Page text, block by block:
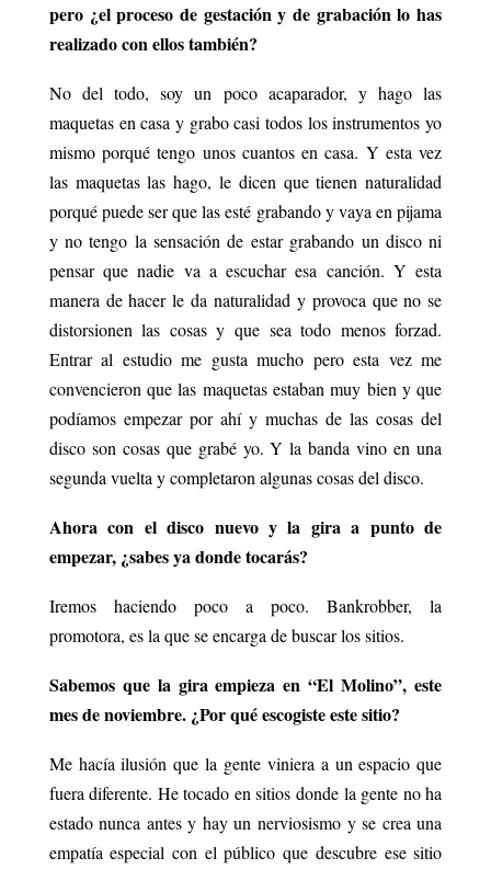
pero ¿el proceso de gestacióny de grabación lo has
realizado con ellos también?
No del todo, soy un poco acaparador, y hago las
maquetas en casa y grabo casi todos los instrumentos yo
mismo porqué tengo unos cuantos en casa. Y esta vez
las maquetas las hago, le dicen que tienen naturalidad
porqué puede ser que las esté grabando y vaya en pijama
y no tengo la sensación de estar grabando un disco ni
pensar que nadie va a escuchar esa canción. Y esta
manera de hacer le da naturalidad y provoca que no se
distorsionen las cosas y que sea todo menos forzad.
Entrar al estudio me gusta mucho pero esta vez me
convencieron que las maquetas estaban muy bien y que
podíamos empezar por ahí y muchas de las cosas del
disco son cosas que grabé yo. Y la banda vino en una
segunda vuelta y completaron algunas cosas del disco.
Ahora con el disco nuevo y la gira a punto de
empezar, ¿sabes ya donde tocarás?
Iremos haciendo poco a poco. Bankrobber, la
promotora, es la que se encarga de buscar los sitios.
Sabemos que la gira empieza en “El Molino”, este
mes de noviembre. ¿Por qué escogiste este sitio?
Me hacía ilusión que la gente viniera a un espacio que
fuera diferente. He tocado en sitios donde la gente no ha
estado nunca antes y hay un nerviosismo y se crea una
empatía especial con el público que descubre ese sitio